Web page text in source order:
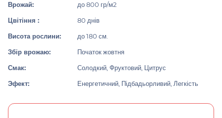
Врожай:
до 800 гр/м2
Цвітіння :
80 днів
Висота рослини:
до 180 см.
Збір врожаю:
Початок жовтня
Смак:
Солодкий, Фруктовий, Цитрус
Эфект:
Енергетичний, Підбадьорливий, Легкість